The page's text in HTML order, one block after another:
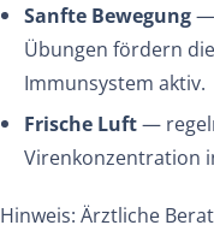
Sanfte Bewegung—
Übungen fördern
Immunsystem aktiv.
Frische Luft—
Virenkonzentration
Hinweis: Ärztliche